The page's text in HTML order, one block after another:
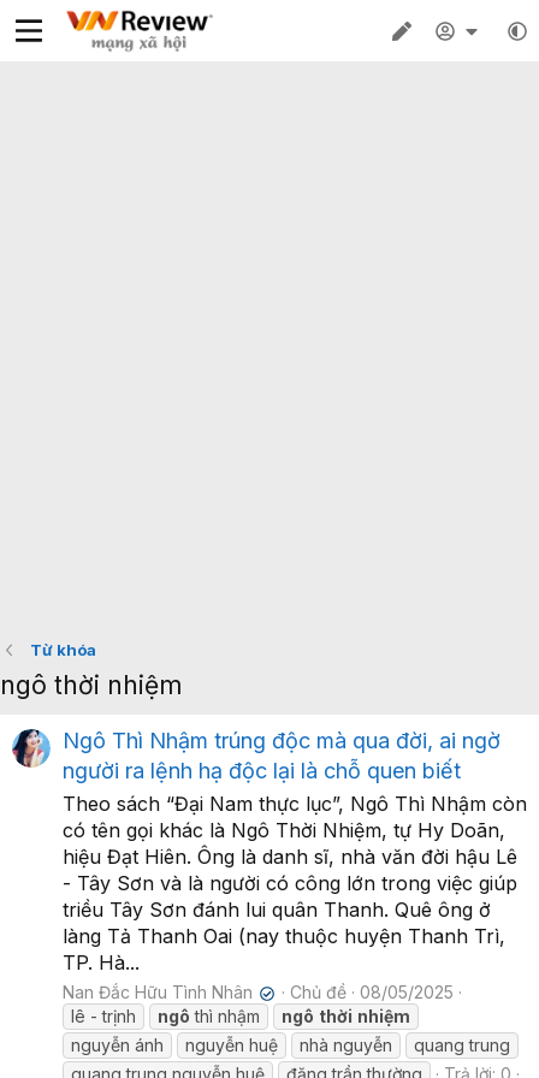
Từ khóa
ngô thời nhiệm
Ngô Thì Nhậm trúng độc mà qua đời, ai ngờ
người ra lệnh hạ độc lại là chỗ quen biết
Theo sách “Đại Nam thực lục”, Ngô Thì Nhậm còn
có tên gọi khác là Ngô Thời Nhiệm, tự Hy Doãn,
hiệu Đạt Hiên. Ông là danh sĩ, nhà văn đời hậu Lê
- Tây Sơn và là người có công lớn trong việc giúp
triều Tây Sơn đánh lui quân Thanh. Quê ông ở
làng Tả Thanh Oai (nay thuộc huyện Thanh Trì,
TP. Hà...
Nan Đắc Hữu Tình Nhân ✔ Chủ đề
08/05/2025
lê - trịnh
ngô thì nhậm ngô thời nhiệm
nguyễn ánh
nguyễn huệ nhà nguyễn
quang trung